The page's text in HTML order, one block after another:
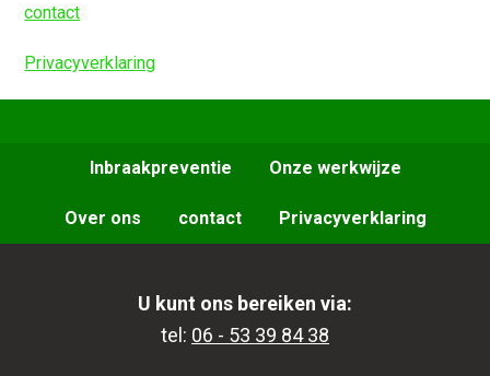
contact
Privacyverklaring
Inbraakpreventie Onze werkwijze
Over ons contact Privacyverklaring
U kunt ons bereiken via:
tel: 06 - 53 39 84 38